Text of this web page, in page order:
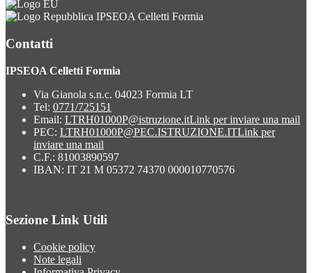
IPSEOA Celletti Formia
Contatti
IPSEOA Celletti Formia
Via Gianola s.n.c. 04023 Formia LT
Tel: 0771/725151
Email: LTRH01000P@istruzione.itLink per inviare una mail
PEC: LTRH01000P@PEC.ISTRUZIONE.ITLink per
inviare una mail
C.F.: 81003890597
IBAN: IT 21 M 05372 74370 000010770576
Sezione Link Utili
Cookie policy
Note legali